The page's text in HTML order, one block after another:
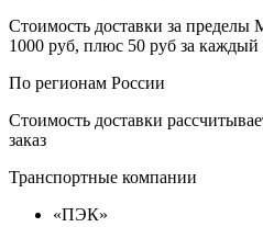
Стоимость доставки за
1000 руб, плюс 50 руб за
По регионам России
Стоимость доставки
заказ
Транспортные компании
«ПЭК»